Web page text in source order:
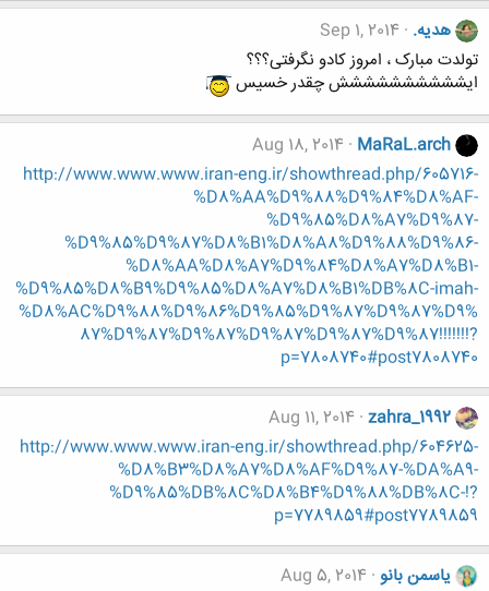
هدیه. Sep 1, 2014
تولدت مبارک ، امروز کادو نگرفتی؟؟؟
ایشششششششششش چقدر خسیس
MaRaL.arch
Aug 18, 2014
http://www.www.www.iran-eng.ir/showthread.php/605716-
%D8%AA%D9%88%D9%84%D8%AF-
%D9%85%D8%A7%D9%87-
%D9%85%D9%87%D8%B1%D8%A8%D9%88%D9%86-
%D8%AA%D8%A7%D9%84%D8%A7%D8%B1-
%D9%85%D8%B9%D9%85%D8%A7%D8%B1%DB%8C-imah-
%D8%AC%D9%88%D9%86%D9%85%D9%87%D9%87%D9%
87%D9%87%D9%87%D9%87%D9%87%D9%87!!!!!!!?
p=7808740#post7808740
zahra_1992
Aug 11, 2014
http://www.www.www.iran-eng.ir/showthread.php/604625-
%D8%B3%D8%A7%D8%AF%D9%87-%DA%A9-
%D9%85%DB%8C%D8%B4%D9%88%DB%8C-!?
p=7789859#post7789859
یاسمن بانو Aug 5, 2014